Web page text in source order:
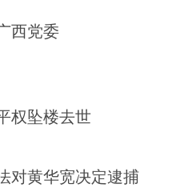
西党委
权坠楼去世
对黄华宽决定逮捕